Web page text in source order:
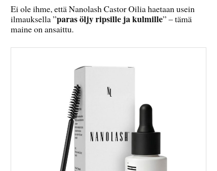
Ei ole ihme, että Nanolash Castor Oilia haetaan usein
ilmauksella ”paras öljy ripsille ja kulmille” – tämä
maine on ansaittu.